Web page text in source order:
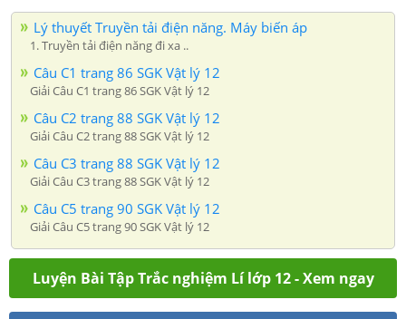
Lý thuyết Truyền tải điện năng. Máy biến áp
1. Truyền tải điện năng đi xa ..
Câu C1 trang 86 SGK Vật lý 12
Giải Câu C1 trang 86 SGK Vật lý 12
Câu C2 trang 88 SGK Vật lý 12
Giải Câu C2 trang 88 SGK Vật lý 12
Câu C3 trang 88 SGK Vật lý 12
Giải Câu C3 trang 88 SGK Vật lý 12
Câu C5 trang 90 SGK Vật lý 12
Giải Câu C5 trang 90 SGK Vật lý 12
Luyện Bài Tập Trắc nghiệm Lí lớp 12 - Xem ngay